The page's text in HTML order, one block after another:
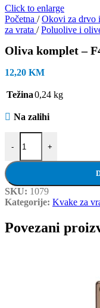
Click to enlarge
Početna / Okovi za drvo
za vrata / Poluolive i
Oliva komplet –
12,20 KM
Težina0,24 kg
Na zalihi
-
Oliva komplet - F4
+
SKU: 1079
Kategorije: Kvake za
Povezani